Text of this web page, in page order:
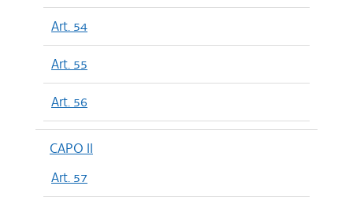
Art. 54
Art. 55
Art. 56
CAPO II
Art. 57